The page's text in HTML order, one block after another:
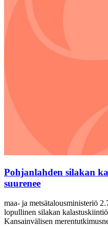
Pohjanlahden silakan
suurenee
maa- ja metsätalousministeriö
lopullinen silakan
Kansainvälisen